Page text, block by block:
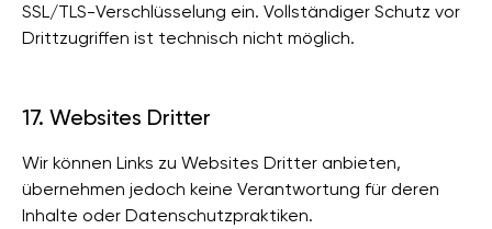
SSL/TLS-Verschlüsselung ein. Vollständiger Schutz vor
Drittzugriffen ist technisch nicht möglich.
17. Websites Dritter
Wir können Links zu Websites Dritter anbieten,
übernehmen jedoch keine Verantwortung für deren
Inhalte oder Datenschutzpraktiken.